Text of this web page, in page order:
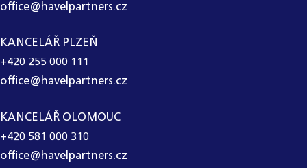
office@havelpartners.cz
KANCELÁŘ PLZEŇ
+420 255 000 111
office@havelpartners.cz
KANCELÁŘ OLOMOUC
+420 581 000 310
office@havelpartners.cz